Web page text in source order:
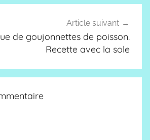
Article suivant
de goujonnettes de poisson.
Recette avec la sole